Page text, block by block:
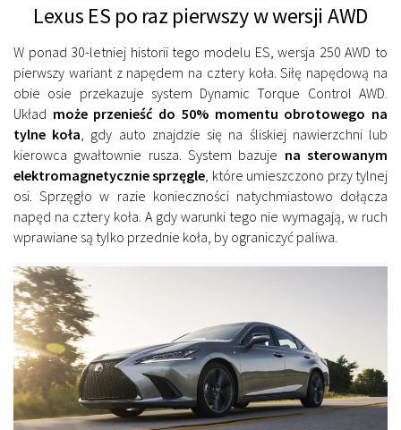
Lexus ES po raz pierwszy w wersji AWD
W ponad 30-letniej historii tego modelu ES, wersja 250 AWD to
pierwszy wariant z napędem na cztery koła. Siłę napędową na
obie osie przekazuje system Dynamic Torque Control AWD.
Układ może przenieść do 50% momentu obrotowego na
tylne koła , gdy auto znajdzie się na śliskiej nawierzchni lub
kierowca gwałtownie rusza. System bazuje na sterowanym
elektromagnetycznie sprzęgle , które umieszczono przy tylnej
osi. Sprzęgło w razie konieczności natychmiastowo dołącza
napęd na cztery koła. A gdy warunki tego nie wymagają, w ruch
wprawiane są tylko przednie koła, by ograniczyć paliwa.